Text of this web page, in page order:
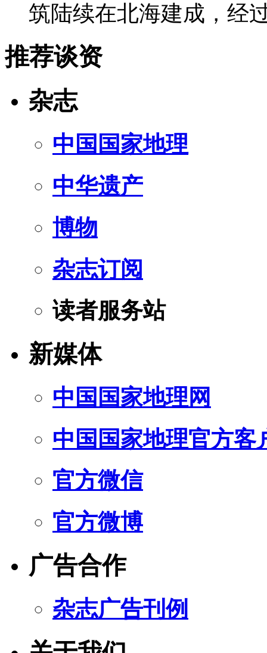
筑陆续在北海建成，
推荐谈资
杂志
中国国家地理
中华遗产
博物
杂志订阅
读者服务站
新媒体
中国国家地理网
中国国家地理官方客
官方微信
官方微博
广告合作
杂志广告刊例